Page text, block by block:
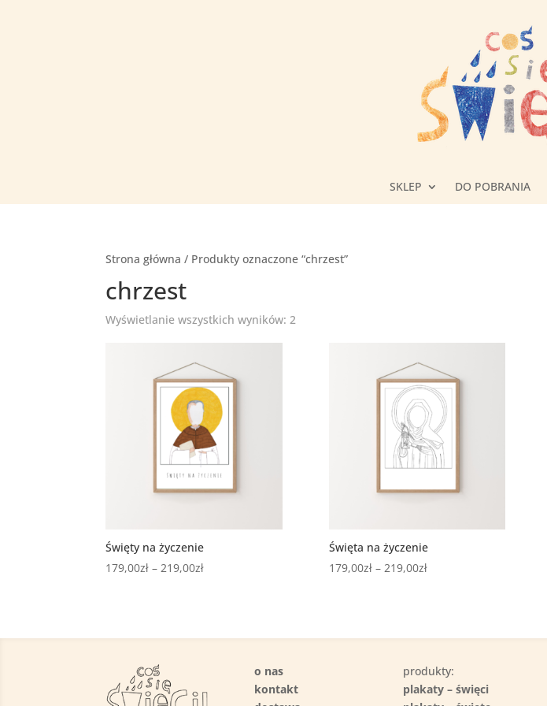
SKLEP DO POBRANIA
Strona główna / Produkty oznaczone “chrzest”
chrzest
Wyświetlanie wszystkich wyników: 2
Święty na życzenie
179,00zł – 219,00złZakres
do
Święta na życzenie
179,00zł – 219,00złZakres
do
o nas
kontakt
produkty:
plakaty – święci